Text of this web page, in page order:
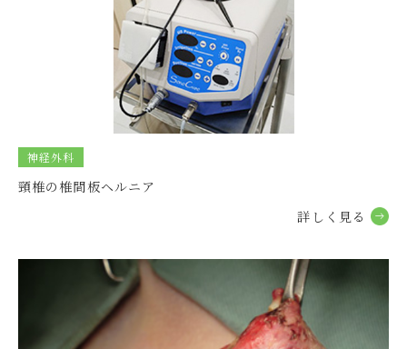
グループ
練馬本院 休診時間のお知らせ
グループ
練馬本院 休診時間のお知らせ
2026.01.09
当院の獣医師・渡邉が日本獣医麻酔外科学会で 一般演題
2026.01.05 グループ
練馬本院 1月お昼の休診時間のお知らせ
2025.12.28
神経外科
頸椎の椎間板ヘルニア
詳しく⾒る